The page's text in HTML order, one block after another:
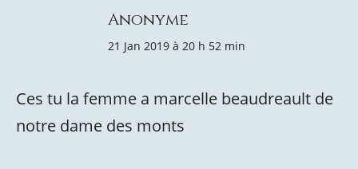
Anonyme
21 Jan 2019 à 20 h 52 min
Ces tu la femme a marcelle beaudreault de
notre dame des monts